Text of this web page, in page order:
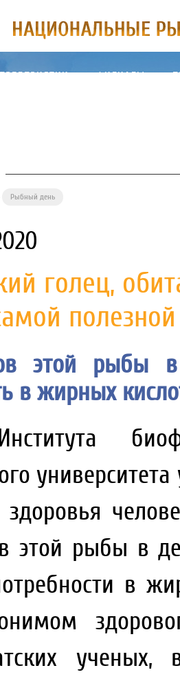
ФИЛИАЛЫ
Рыбный день
голец,
этой рыбы в
в жирных
этой рыбы в
в
ученых,